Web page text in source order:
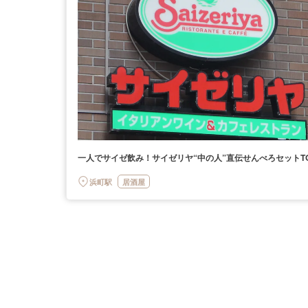
一人でサイゼ飲み！サイゼリヤ“中の人”直伝せんべろセット
浜町駅 居酒屋